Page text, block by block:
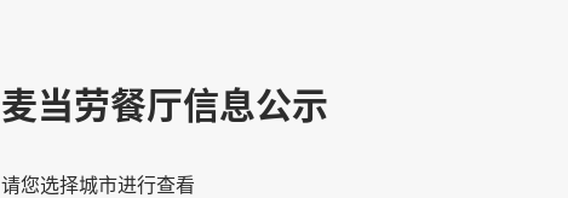
麦当劳餐厅信息公示
请您选择城市进行查看